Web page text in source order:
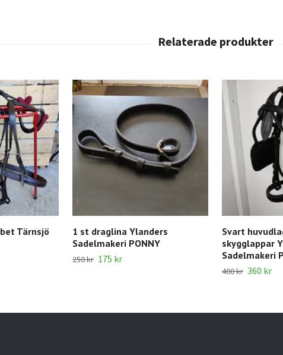
Tärnsjö
1 st draglina Ylanders
Sadelmakeri PONNY
250 kr 175 kr
Svart
skygglappar
Sadelmakeri
400 kr 360 kr